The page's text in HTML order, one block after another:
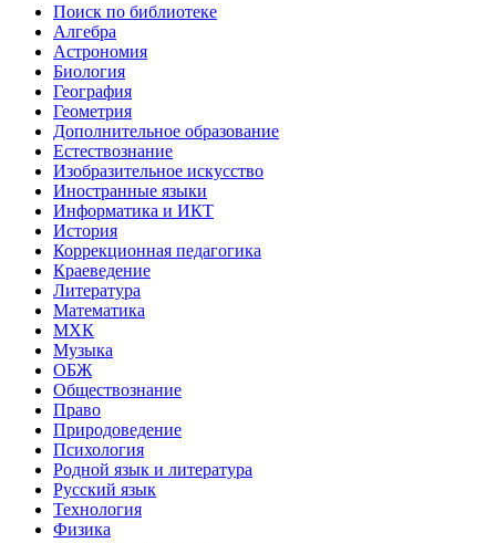
Поиск по библиотеке
Алгебра
Астрономия
Биология
География
Геометрия
Дополнительное образование
Естествознание
Изобразительное искусство
Иностранные языки
Информатика и ИКТ
История
Коррекционная педагогика
Краеведение
Литература
Математика
МХК
Музыка
ОБЖ
Обществознание
Право
Природоведение
Психология
Родной язык и литература
Русский язык
Технология
Физика